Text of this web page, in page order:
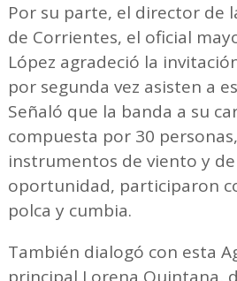
Por su parte, el director de
de Corrientes, el oficial
López agradeció la
por segunda vez asisten a
Señaló que la banda a su
compuesta por 30
instrumentos de viento y
oportunidad, participaron
polca y cumbia.
También dialogó con esta